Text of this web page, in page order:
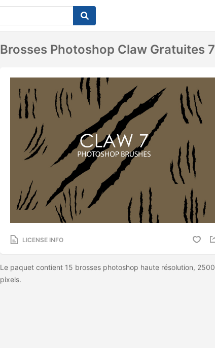
Brosses Photoshop Claw Gratuites 7
LICENSE INFO
Le paquet contient 15 brosses photoshop haute résolution, 2500
pixels.